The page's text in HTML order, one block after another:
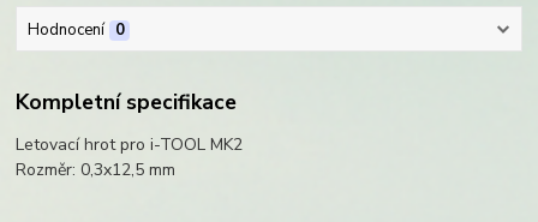
Hodnocení 0
Kompletní specifikace
Letovací hrot pro i-TOOL MK2
Rozměr: 0,3x12,5 mm